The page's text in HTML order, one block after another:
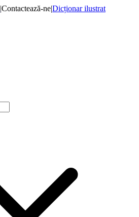
|Contactează-ne|Dicționar ilustrat